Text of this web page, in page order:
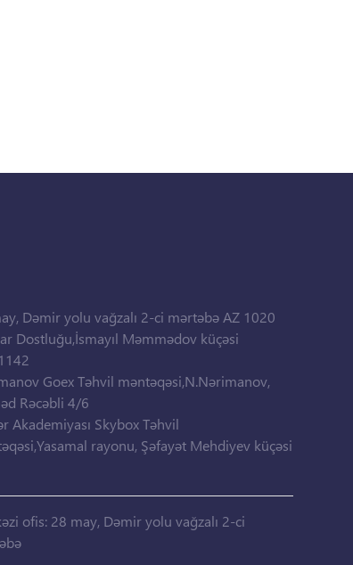
Dəmir yolu vağzalı 2-ci mərtəbə AZ 1020
Dostluğu,İsmayıl Məmmədov küçəsi
Goex Təhvil məntəqəsi,N.Nərimanov,
Rəcəbli 4/6
Akademiyası Skybox Təhvil
rayonu, Şəfayət Mehdiyev küçəsi
ofis: 28 may, Dəmir yolu vağzalı 2-ci